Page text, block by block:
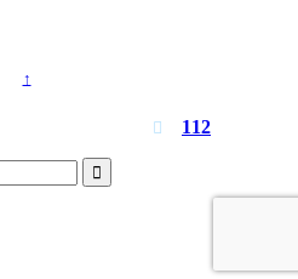
↑
 112
